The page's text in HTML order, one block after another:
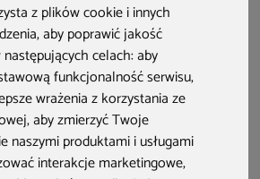
z plików cookie i innych
aby poprawić jakość
następujących celach:aby
funkcjonalność serwisu,
wrażenia z korzystania ze
,aby zmierzyć Twoje
naszymi produktami i usługami
interakcje marketingowe,